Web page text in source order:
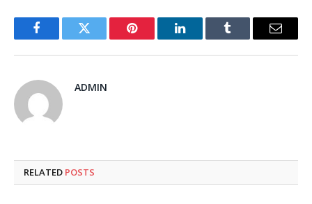
FacebookTwitter Pinterest LinkedInTumblr Email
ADMIN
RELATED POSTS